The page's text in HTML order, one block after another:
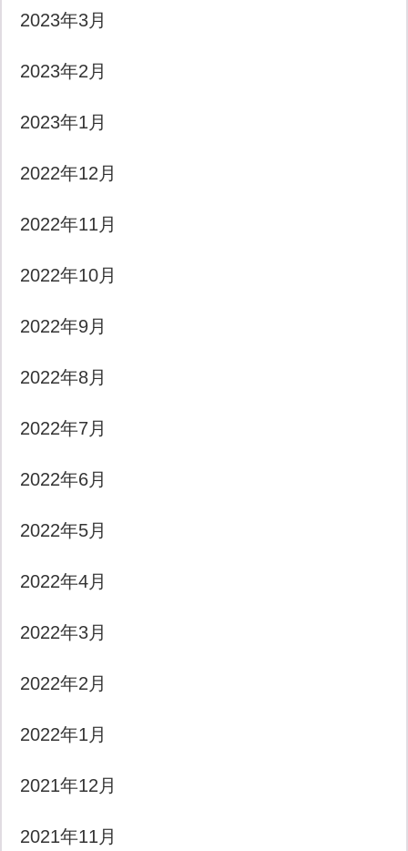
2023年3月
2023年2月
2023年1月
2022年12月
2022年11月
2022年10月
2022年9月
2022年8月
2022年7月
2022年6月
2022年5月
2022年4月
2022年3月
2022年2月
2022年1月
2021年12月
2021年11月